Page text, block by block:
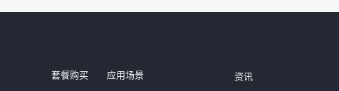
套餐购买
应用场景
资讯
发布于： 2026年08月06日